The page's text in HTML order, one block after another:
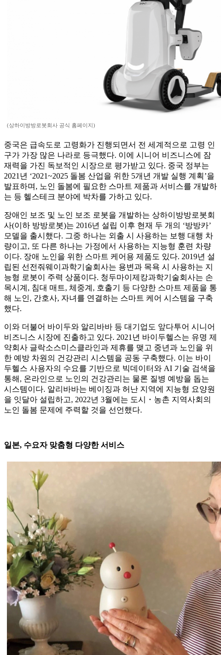
(상하이방방로봇회사 공식 홈페이지)
중국은 급속도로 고령화가 진행되면서 전 세계적으로 고령 인
구가 가장 많은 나라로 등극했다. 이에 시니어 비즈니스에 잠
재력을 가진 독보적인 시장으로 평가받고 있다. 중국 정부는
2021년 ‘2021~2025 돌봄 산업을 위한 5개년 개발 실행 계획’을
발표하며, 노인 돌봄에 필요한 스마트 제품과 서비스를 개발하
는 등 헬스테크 분야에 박차를 가하고 있다.
장애인 보조 및 노인 보조 로봇을 개발하는 상하이방방로봇회
사(이하 방방로봇)는 2016년 설립 이후 현재 두 개의 ‘방방카’
모델을 출시했다. 그중 하나는 외출 시 사용하는 보행 대행 차
량이고, 또 다른 하나는 가정에서 사용하는 지능형 훈련 차량
이다. 장애 노인을 위한 스마트 케어용 제품도 있다. 2019년 설
립된 선전줘웨이과학기술회사는 용변과 목욕 시 사용하는 지
능형 로봇이 주력 상품이다. 청두마이제캉과학기술회사는 손
목시계, 침대 매트, 체중계, 호출기 등 다양한 스마트 제품을 통
해 노인, 간호사, 자녀를 연결하는 스마트 케어 시스템을 구축
했다.
이와 더불어 바이두와 알리바바 등 대기업도 앞다투어 시니어
비즈니스 시장에 진출하고 있다. 2021년 바이두헬스는 유명 제
약회사 글락소스미스클라인과 제휴를 맺고 중년과 노인을 위
한 예방 차원의 건강관리 시스템을 공동 구축했다. 이는 바이
두헬스 사용자의 수요를 기반으로 빅데이터와 AI 기술 검색을
통해, 온라인으로 노인의 건강관리는 물론 질병 예방을 돕는
시스템이다. 알리바바는 베이징과 허난 지역에 지능형 요양원
을 잇달아 설립하고, 2022년 3월에는 도시・농촌 지역사회의
노인 돌봄 문제에 주력할 것을 선언했다.
일본, 수요자 맞춤형 다양한 서비스